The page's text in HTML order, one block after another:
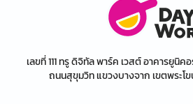
เลขที่ 111 ทรู ดิจิทัล พาร์ค เวสต์ อาคารยูนิค
ถนนสุขุมวิท แขวงบางจาก เขตพระโ